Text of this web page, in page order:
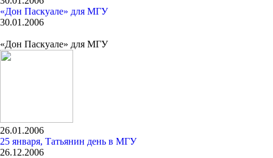
«Дон Паскуале» для МГУ
30.01.2006
«Дон Паскуале» для МГУ
26.01.2006
25 января, Татьянин день в МГУ
26.12.2006